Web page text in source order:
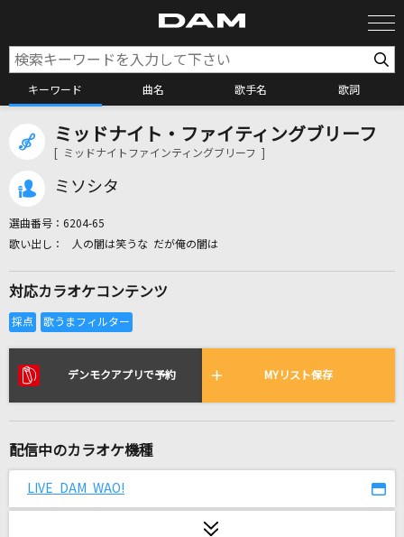
キーワード 曲名 歌手名 歌詞
カラオケ検索
リアルタイムで歌われている曲の一覧
[生音]Mela!
ミッドナイト・ファイティングブリーフ
[ ミッドナイトファインティングブリーフ ]
ミソシタ
選曲番号： 6204-65
人の闇は笑うな だが俺の闇は
対応カラオケコンテンツ
デンモクアプリで予約 MYリスト保存
配信中のカラオケ機種
LIVE DAM WAO!